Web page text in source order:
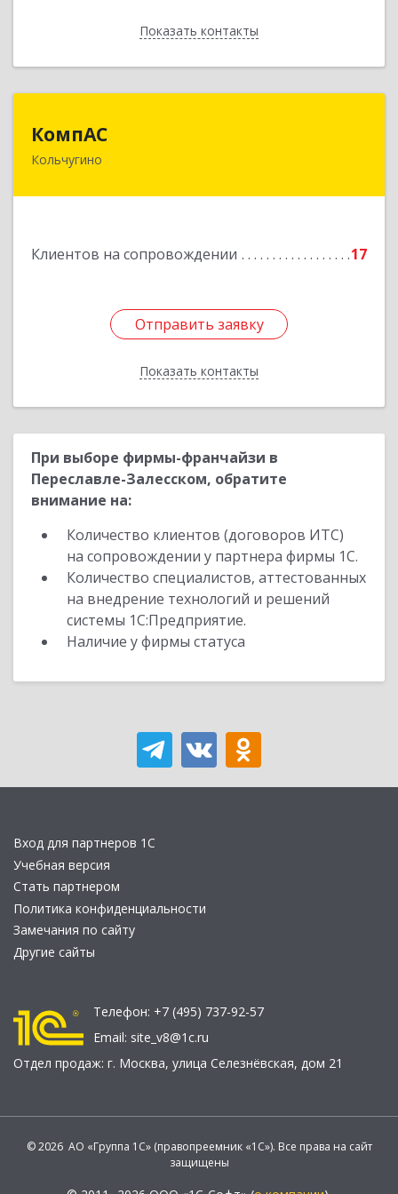
Показать контакты
Назад
КомпАС
Кольчугино
Клиентов на сопровождении 17
Отправить заявку
Показать контакты
601782, Владимирская область, г.Кольчугино,
Отправить заявку
Назад
При выборе фирмы-франчайзи в
Переславле-Залесском, обратите
внимание на:
Количество клиентов (договоров ИТС)
на сопровождении у партнера фирмы 1С.
Количество специалистов, аттестованных
на внедрение технологий и решений
системы 1С:Предприятие.
Наличие у фирмы статуса
Вход для партнеров 1С
Учебная версия
Стать партнером
Политика конфиденциальности
Замечания по сайту
Другие сайты
Телефон: +7 (495) 737-92-57
Email: site_v8@1c.ru
Отдел продаж: г. Москва, улица Селезнёвская, дом 21
© 2026 АО «Группа 1С» (правопреемник «1С»). Все права на сайт
защищены